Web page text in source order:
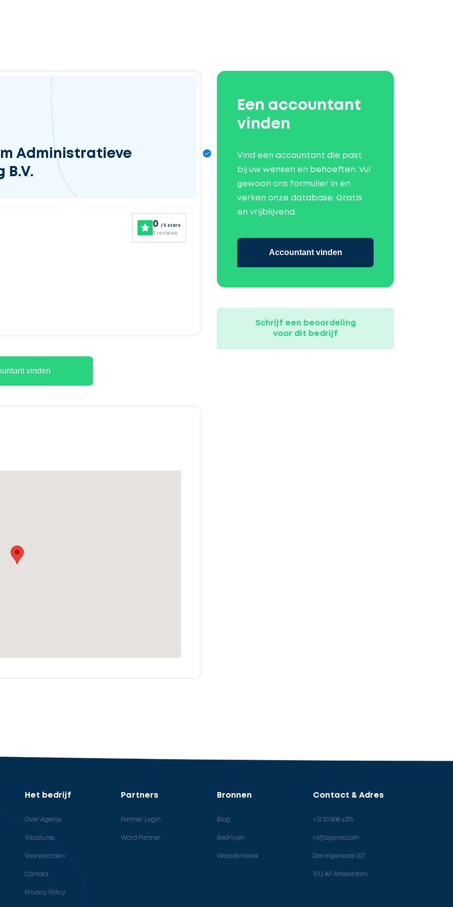
Administratieve
B.V.
0 / 5 stars
0 reviews
vinden
Een accountant
vinden
Vind een accountant die past
bij uw wensen en behoeften. Vul
gewoon ons formulier in en
verken onze database. Gratis
en vrijblijvend.
Accountant vinden
Schrijf een beoordeling
voor dit bedrijf
Het bedrijf
Over Ageras
Vacatures
Voorwaarden
Contact
Privacy Policy
Partners
Partner Login
Word Partner
Bronnen
Blog
Bedrijven
Woordenboek
Contact & Adres
+31 20 808 4395
nl@ageras.com
Danzigerkade 207
1013 AP Amsterdam